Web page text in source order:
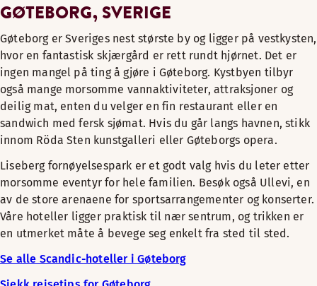
GØTEBORG, SVERIGE
Gøteborg er Sveriges nest største by og ligger på vestkysten,
hvor en fantastisk skjærgård er rett rundt hjørnet. Det er
ingen mangel på ting å gjøre i Gøteborg. Kystbyen tilbyr
også mange morsomme vannaktiviteter, attraksjoner og
deilig mat, enten du velger en fin restaurant eller en
sandwich med fersk sjømat. Hvis du går langs havnen, stikk
innom Röda Sten kunstgalleri eller Gøteborgs opera.
Liseberg fornøyelsespark er et godt valg hvis du leter etter
morsomme eventyr for hele familien. Besøk også Ullevi, en
av de store arenaene for sportsarrangementer og konserter.
Våre hoteller ligger praktisk til nær sentrum, og trikken er
en utmerket måte å bevege seg enkelt fra sted til sted.
Se alle Scandic-hoteller i Gøteborg